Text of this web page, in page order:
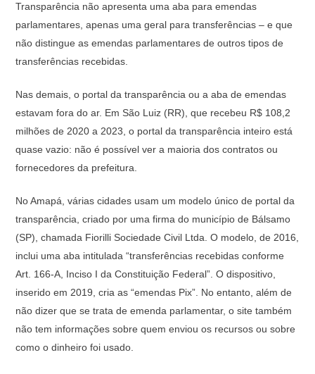
Transparência não apresenta uma aba para emendas
parlamentares, apenas uma geral para transferências – e que
não distingue as emendas parlamentares de outros tipos de
transferências recebidas.
Nas demais, o portal da transparência ou a aba de emendas
estavam fora do ar. Em São Luiz (RR), que recebeu R$ 108,2
milhões de 2020 a 2023, o portal da transparência inteiro está
quase vazio: não é possível ver a maioria dos contratos ou
fornecedores da prefeitura.
No Amapá, várias cidades usam um modelo único de portal da
transparência, criado por uma firma do município de Bálsamo
(SP), chamada Fiorilli Sociedade Civil Ltda. O modelo, de 2016,
inclui uma aba intitulada “transferências recebidas conforme
Art. 166-A, Inciso I da Constituição Federal”. O dispositivo,
inserido em 2019, cria as “emendas Pix”. No entanto, além de
não dizer que se trata de emenda parlamentar, o site também
não tem informações sobre quem enviou os recursos ou sobre
como o dinheiro foi usado.